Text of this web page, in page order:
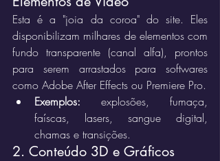
Esta é a "joia da coroa" do site. Eles
disponibilizam milhares de elementos com
fundo transparente (canal alfa), prontos
para serem arrastados para softwares
como Adobe After Effects ou Premiere Pro.
Exemplos: explosões, fumaça,
faíscas, lasers, sangue digital,
chamas e transições.
2. Conteúdo 3D e Gráficos